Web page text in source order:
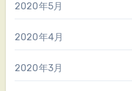
2020年5月
2020年4月
2020年3月